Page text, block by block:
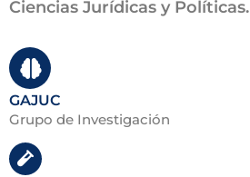
Ciencias Jurídicas y Políticas.
GAJUC
Grupo de Investigación